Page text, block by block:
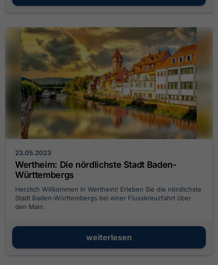
23.05.2023
Wertheim: Die nördlichste Stadt Baden-
Württembergs
Herzlich Willkommen in Wertheim! Erleben Sie die nördlichste
Stadt Baden-Württembergs bei einer Flusskreuzfahrt über
den Main.
weiterlesen